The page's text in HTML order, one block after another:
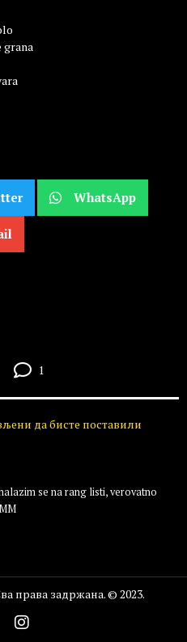
grana
WhatsApp
1
да бисте поставили
se na rang listi, verovatno
права задржана. © 2023.